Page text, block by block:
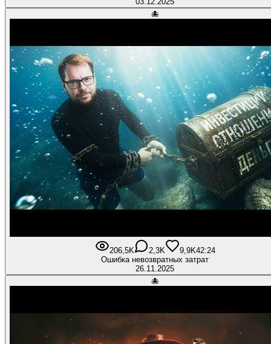
🐙
206,5K 2,3K 9,9K42:24
Ошибка невозвратных затрат
26.11.2025
🐙